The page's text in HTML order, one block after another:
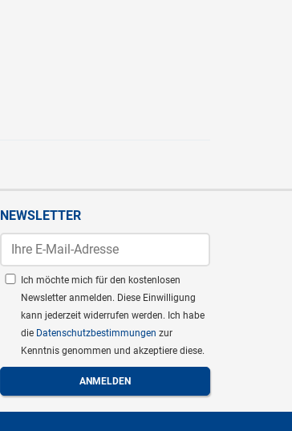
NEWSLETTER
Ich möchte mich für den kostenlosen
Newsletter anmelden. Diese Einwilligung
kann jederzeit widerrufen werden. Ich habe
die Datenschutzbestimmungen zur
Kenntnis genommen und akzeptiere diese.